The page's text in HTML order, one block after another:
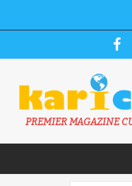
PREMIER MAGAZINE